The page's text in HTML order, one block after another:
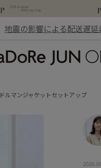
地震の影響による配送遅延
ドルマンジャケットセットアップ